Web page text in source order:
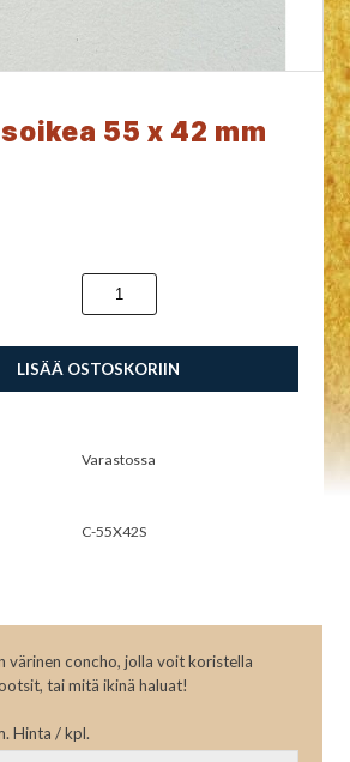
55 x 42 mm
LISÄÄ OSTOSKORIIN
Varastossa
C-55X42S
värinen concho, jolla voit koristella
tai mitä ikinä haluat!
Hinta / kpl.